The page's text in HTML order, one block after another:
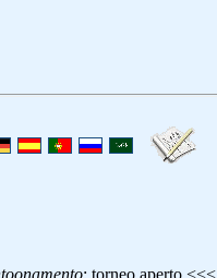
: torneo aperto <<<